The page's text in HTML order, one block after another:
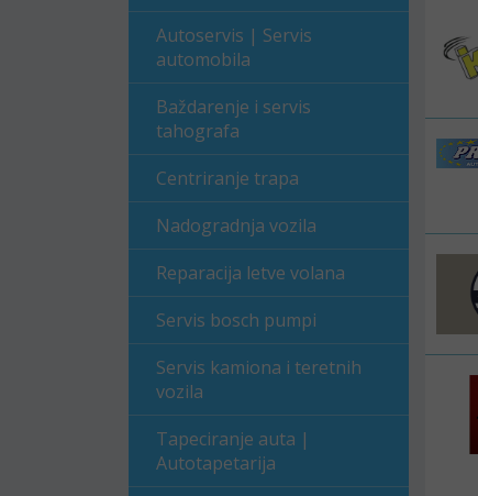
Autoservis | Servis
automobila
Baždarenje i servis
tahografa
Centriranje trapa
Nadogradnja vozila
Reparacija letve volana
Servis bosch pumpi
Servis kamiona i teretnih
vozila
Tapeciranje auta |
Autotapetarija